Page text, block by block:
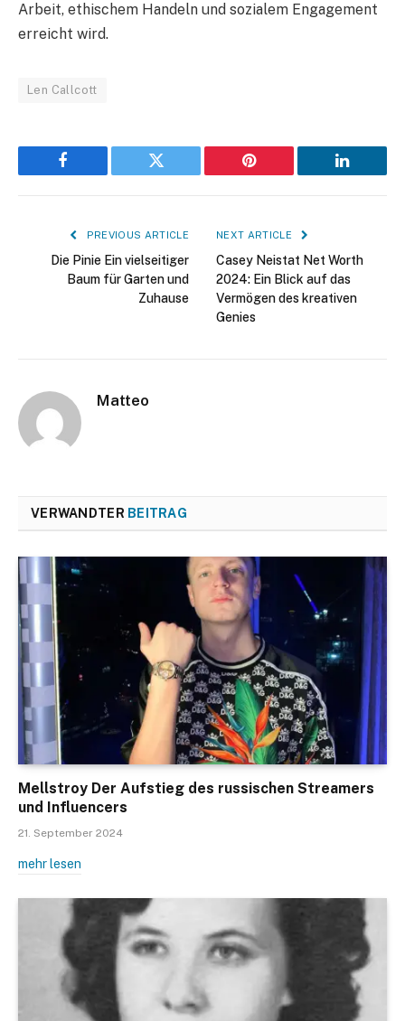
Arbeit, ethischem Handeln und sozialem Engagement
erreicht wird.
Len Callcott
Facebook Twitter Pinterest LinkedIn
PREVIOUS ARTICLE
Die Pinie Ein vielseitiger
Baum für Garten und
Zuhause
NEXT ARTICLE
Casey Neistat Net Worth
2024: Ein Blick auf das
Vermögen des kreativen
Genies
Matteo
VERWANDTER BEITRAG
Mellstroy Der Aufstieg des russischen Streamers
und Influencers
21. September 2024
mehr lesen